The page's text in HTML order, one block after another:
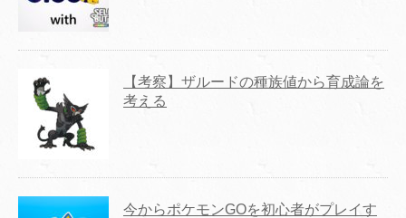
【考察】ザルードの種族値から育成論を
考える
今からポケモンGOを初心者がプレイす